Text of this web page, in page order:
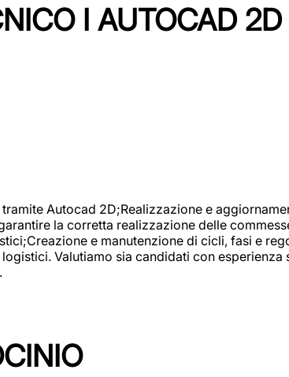
I AUTOCAD
Autocad 2D;Realizzazione e
la corretta realizzazione delle
e manutenzione di cicli, fasi e
Valutiamo sia candidati con